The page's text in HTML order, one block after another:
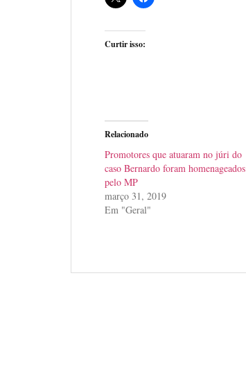
Curtir isso:
Relacionado
Promotores que atuaram no júri do
caso Bernardo foram homenageados
pelo MP
março 31, 2019
Em "Geral"